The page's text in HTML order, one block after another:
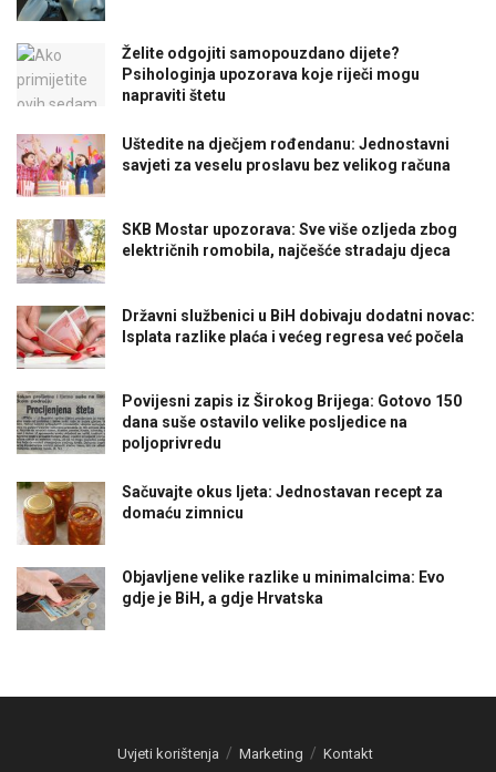
Želite odgojiti samopouzdano dijete?
Psihologinja upozorava koje riječi mogu
napraviti štetu
Uštedite na dječjem rođendanu: Jednostavni
savjeti za veselu proslavu bez velikog računa
SKB Mostar upozorava: Sve više ozljeda zbog
električnih romobila, najčešće stradaju djeca
Državni službenici u BiH dobivaju dodatni novac:
Isplata razlike plaća i većeg regresa već počela
Povijesni zapis iz Širokog Brijega: Gotovo 150
dana suše ostavilo velike posljedice na
poljoprivredu
Sačuvajte okus ljeta: Jednostavan recept za
domaću zimnicu
Objavljene velike razlike u minimalcima: Evo
gdje je BiH, a gdje Hrvatska
Uvjeti korištenja Marketing Kontakt